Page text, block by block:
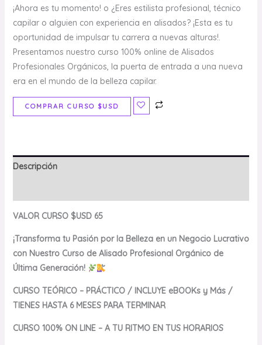
¡Ahora es tu momento! o ¿Eres estilista profesional, técnico
capilar o alguien con experiencia en alisados? ¡Esta es tu
oportunidad de impulsar tu carrera a nuevas alturas!.
Presentamos nuestro curso 100% online de Alisados
Profesionales Orgánicos, la puerta de entrada a una nueva
era en el mundo de la belleza capilar.
COMPRAR CURSO $USD
Descripción
VALOR CURSO $USD 65
¡Transforma tu Pasión por la Belleza en un Negocio Lucrativo
con Nuestro Curso de Alisado Profesional Orgánico de
Última Generación!
CURSO TEÓRICO – PRÁCTICO / INCLUYE eBOOKs y Más /
TIENES HASTA 6 MESES PARA TERMINAR
CURSO 100% ON LINE – A TU RITMO EN TUS HORARIOS